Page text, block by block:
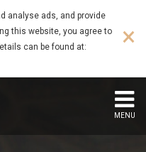
analyse ads, and provide
this website, you agree to
can be found at:
×
MENU